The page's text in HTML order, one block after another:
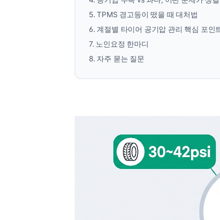
5. TPMS 경고등이 떴을 때 대처법
6. 계절별 타이어 공기압 관리 핵심 포인
7. 노인요정 한마디
8. 자주 묻는 질문